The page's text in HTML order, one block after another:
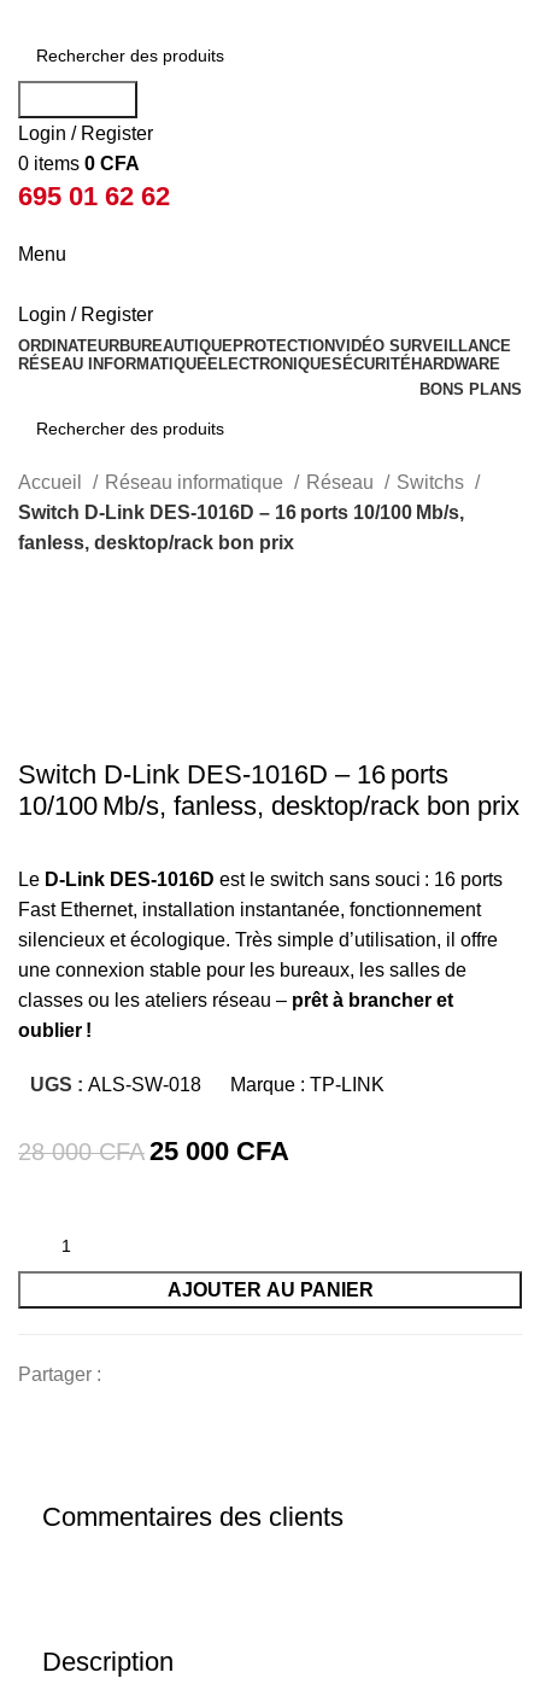
Login / Register
0 items 0 CFA
695 01 62 62
Menu
Login / Register
ORDINATEURBUREAUTIQUEPROTECTIONVIDÉO SURVEILLANCE
RÉSEAU INFORMATIQUEELECTRONIQUESÉCURITÉHARDWARE
BONS PLANS
Rechercher
Accueil Réseau informatique Réseau
Switchs
Switch D‑Link DES‑1016D – 16 ports 10/100 Mb/s,
fanless, desktop/rack bon prix
Switch D‑Link DES‑1016D – 16 ports
10/100 Mb/s, fanless, desktop/rack bon prix
Le D‑Link DES‑1016D est le switch sans souci : 16 ports
Fast Ethernet, installation instantanée, fonctionnement
silencieux et écologique. Très simple d’utilisation, il offre
une connexion stable pour les bureaux, les salles de
classes ou les ateliers réseau – prêt à brancher et
oublier !
UGS : ALS-SW-018 Marque : TP-LINK
28 000CFA25 000 CFA
AJOUTER AU PANIER
Partager :
Description
Commentaires des clients